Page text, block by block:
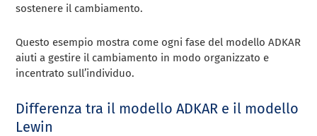
sostenere il cambiamento.
Questo esempio mostra come ogni fase del modello ADKAR
aiuti a gestire il cambiamento in modo organizzato e
incentrato sull’individuo.
Differenza tra il modello ADKAR e il modello
Lewin